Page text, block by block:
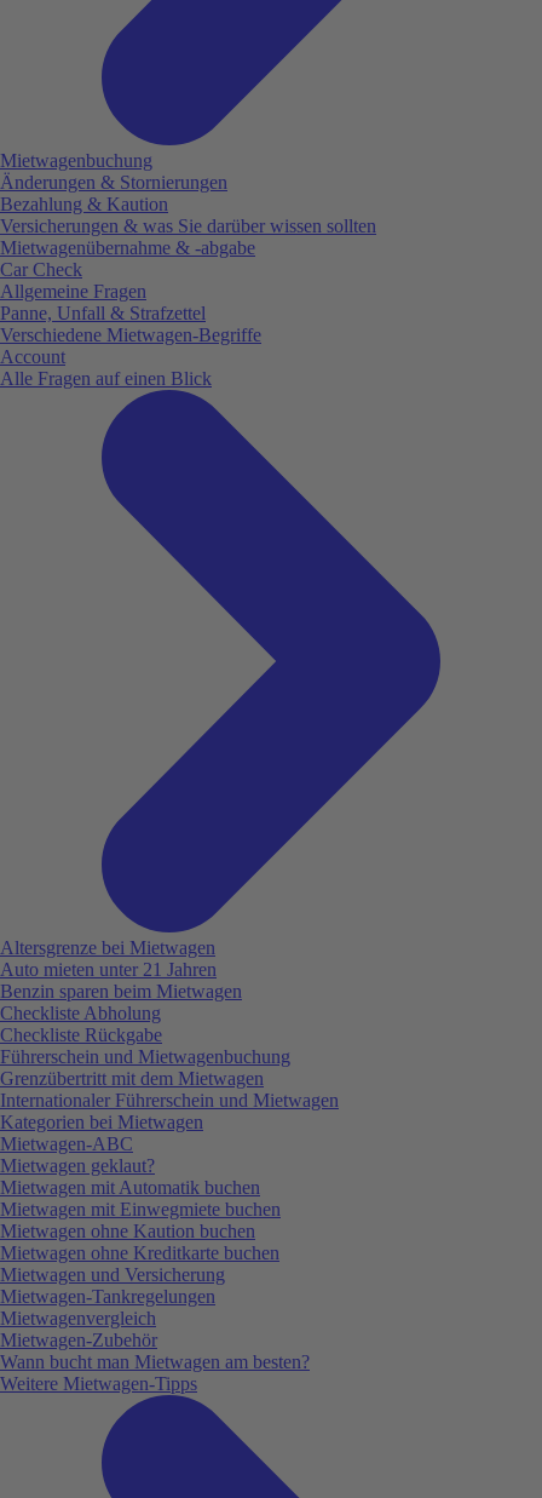
Mietwagenbuchung
Änderungen & Stornierungen
Bezahlung & Kaution
Versicherungen & was Sie darüber wissen sollten
Mietwagenübernahme & -abgabe
Car Check
Allgemeine Fragen
Panne, Unfall & Strafzettel
Verschiedene Mietwagen-Begriffe
Account
Alle Fragen auf einen Blick
Altersgrenze bei Mietwagen
Auto mieten unter 21 Jahren
Benzin sparen beim Mietwagen
Checkliste Abholung
Checkliste Rückgabe
Führerschein und Mietwagenbuchung
Grenzübertritt mit dem Mietwagen
Internationaler Führerschein und Mietwagen
Kategorien bei Mietwagen
Mietwagen-ABC
Mietwagen geklaut?
Mietwagen mit Automatik buchen
Mietwagen mit Einwegmiete buchen
Mietwagen ohne Kaution buchen
Mietwagen ohne Kreditkarte buchen
Mietwagen und Versicherung
Mietwagen-Tankregelungen
Mietwagenvergleich
Mietwagen-Zubehör
Wann bucht man Mietwagen am besten?
Weitere Mietwagen-Tipps